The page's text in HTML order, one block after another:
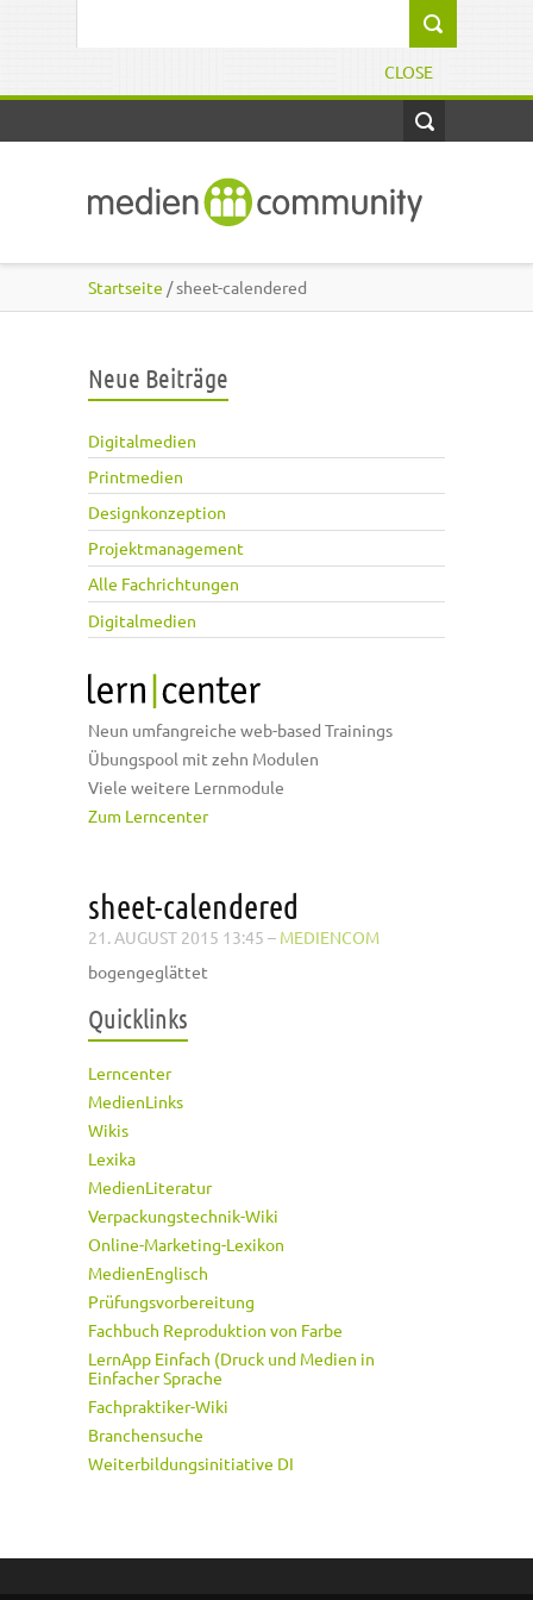
CLOSE
Startseite / sheet-calendered
Neue Beiträge
Digitalmedien
Printmedien
Designkonzeption
Projektmanagement
Alle Fachrichtungen
Digitalmedien
Neun umfangreiche web-based Trainings
Übungspool mit zehn Modulen
Viele weitere Lernmodule
Zum Lerncenter
sheet-calendered
21. AUGUST 2015 13:45 – MEDIENCOM
bogengeglättet
Quicklinks
Lerncenter
MedienLinks
Wikis
Lexika
MedienLiteratur
Verpackungstechnik-Wiki
Online-Marketing-Lexikon
MedienEnglisch
Prüfungsvorbereitung
Fachbuch Reproduktion von Farbe
LernApp Einfach (Druck und Medien in
Einfacher Sprache
Fachpraktiker-Wiki
Branchensuche
Weiterbildungsinitiative DI